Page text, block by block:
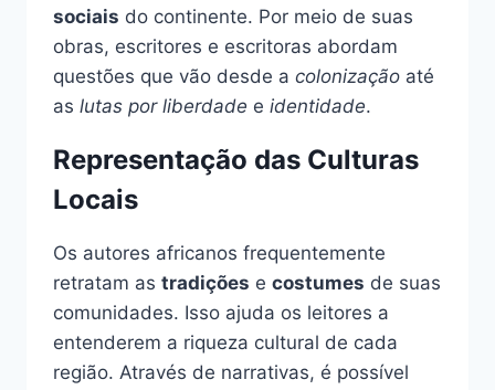
sociais do continente. Por meio de suas
obras, escritores e escritoras abordam
questões que vão desde a colonização até
as lutas por liberdade e identidade.
Representação das Culturas
Locais
Os autores africanos frequentemente
retratam as tradições e costumes de suas
comunidades. Isso ajuda os leitores a
entenderem a riqueza cultural de cada
região. Através de narrativas, é possível